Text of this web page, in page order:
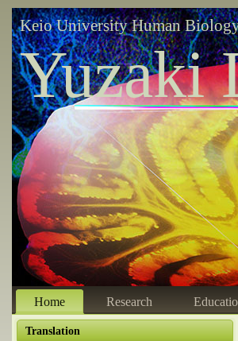
Keio University Human
Yuzaki
Home Research
Translation